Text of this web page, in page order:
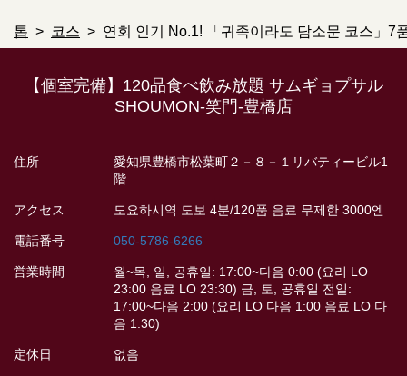
톱 코스 연회 인기 No.1! 「귀족이라도 담소문 코스」
【個室完備】120品食べ飲み放題 サムギョプサル
SHOUMON‐笑門‐豊橋店
住所
愛知県豊橋市松葉町２－８－１リバティービル1
階
アクセス 도요하시역 도보 4분/120품 음료 무제한 3000엔
電話番号 050-5786-6266
営業時間
월~목, 일, 공휴일: 17:00~다음 0:00 (요리 LO
23:00 음료 LO 23:30) 금, 토, 공휴일 전일:
17:00~다음 2:00 (요리 LO 다음 1:00 음료 LO 다
음 1:30)
定休日 없음